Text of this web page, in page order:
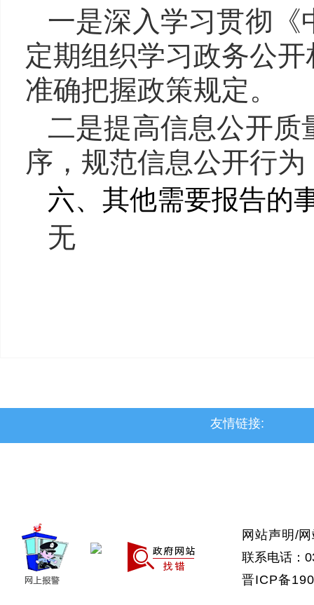
一是深入学习贯彻《
定期组织学习政务公
准确把握政策规定。
二是提高信息公开质
序，规范信息公开行
六、其他需要报告的
无
友情链接:
网站声明 /
联系电话：
晋ICP备